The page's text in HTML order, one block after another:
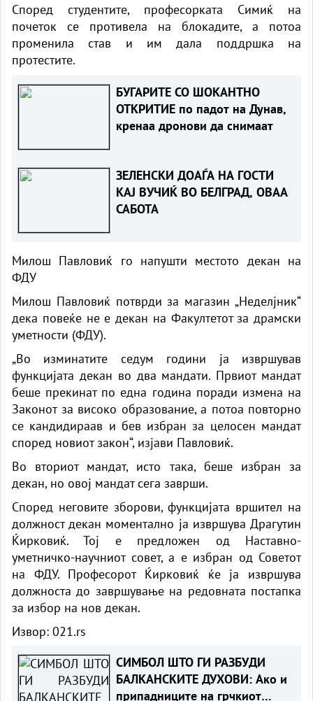
Според студентите, професорката Симиќ на
почеток се противела на блокадите, а потоа
променила став и им дала поддршка на
протестите.
БУГАРИТЕ СО ШОКАНТНО
ОТКРИТИЕ по падот на Дунав,
кренаа дронови да снимаат
ЗЕЛЕНСКИ ДОАЃА НА ГОСТИ
КАЈ ВУЧИЌ ВО БЕЛГРАД, ОВАА
САБОТА
Милош Павловиќ го напушти местото декан на
ФДУ
Милош Павловиќ потврди за магазин „Неделјник“
дека повеќе не е декан на Факултетот за драмски
уметности (ФДУ).
„Во изминатите седум години ја извршував
функцијата декан во два мандати. Првиот мандат
беше прекинат по една година поради измена на
Законот за високо образование, а потоа повторно
се кандидираав и бев избран за целосен мандат
според новиот закон“, изјави Павловиќ.
Во вториот мандат, исто така, беше избран за
декан, но овој мандат сега заврши.
Според неговите зборови, функцијата вршител на
должност декан моментално ја извршува Драгутин
Ќирковиќ. Тој е предложен од Наставно-
уметничко-научниот совет, а е избран од Советот
на ФДУ. Професорот Ќирковиќ ќе ја извршува
должноста до завршување на редовната постапка
за избор на нов декан.
Извор: 021.rs
СИМБОЛ ШТО ГИ РАЗБУДИ
БАЛКАНСКИТЕ ДУХОВИ: Ако и
припадниците на грчкиот